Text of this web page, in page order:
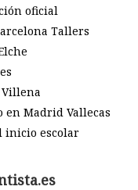
oficial
Tallers
en Madrid Vallecas
inicio escolar